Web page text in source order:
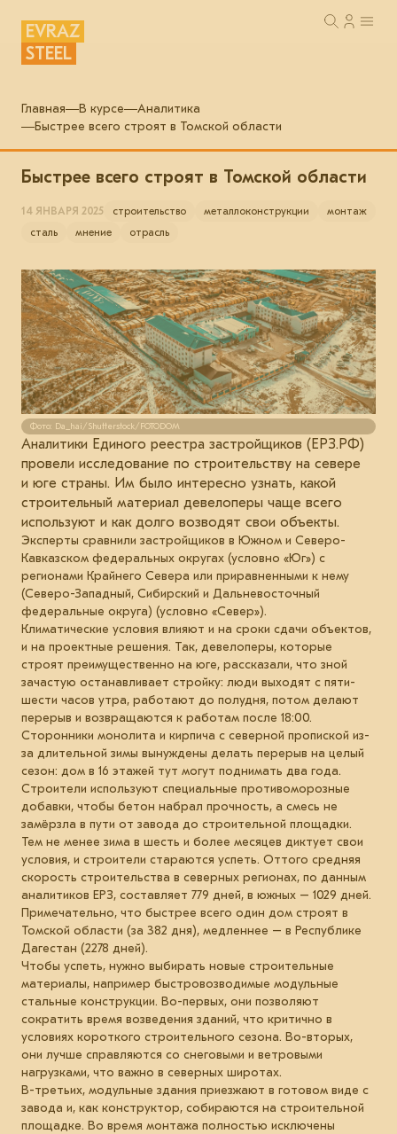
EVRAZ
STEEL
Главная В курсе
Аналитика
Быстрее всего строят в Томской области
Быстрее всего строят в Томской области
14 ЯНВАРЯ 2025 строительство металлоконструкции
монтаж
сталь
мнение отрасль
Фото: Da_hai/Shutterstock/FOTODOM
Аналитики Единого реестра застройщиков (ЕРЗ.РФ)
провели исследование по строительству на севере
и юге страны. Им было интересно узнать, какой
строительный материал девелоперы чаще всего
используют и как долго возводят свои объекты.
Эксперты сравнили застройщиков в Южном и Северо-
Кавказском федеральных округах (условно «Юг») с
регионами Крайнего Севера или приравненными к нему
(Северо-Западный, Сибирский и Дальневосточный
федеральные округа) (условно «Север»).
Климатические условия влияют и на сроки сдачи объектов,
и на проектные решения. Так, девелоперы, которые
строят преимущественно на юге, рассказали, что зной
зачастую останавливает стройку: люди выходят с пяти-
шести часов утра, работают до полудня, потом делают
перерыв и возвращаются к работам после 18:00.
Сторонники монолита и кирпича с северной пропиской из-
за длительной зимы вынуждены делать перерыв на целый
сезон: дом в 16 этажей тут могут поднимать два года.
Строители используют специальные противоморозные
добавки, чтобы бетон набрал прочность, а смесь не
замёрзла в пути от завода до строительной площадки.
Тем не менее зима в шесть и более месяцев диктует свои
условия, и строители стараются успеть. Оттого средняя
скорость строительства в северных регионах, по данным
аналитиков ЕРЗ, составляет 779 дней, в южных – 1029 дней.
Примечательно, что быстрее всего один дом строят в
Томской области (за 382 дня), медленнее – в Республике
Дагестан (2278 дней).
Чтобы успеть, нужно выбирать новые строительные
материалы, например быстровозводимые модульные
стальные конструкции. Во-первых, они позволяют
сократить время возведения зданий, что критично в
условиях короткого строительного сезона. Во-вторых,
они лучше справляются со снеговыми и ветровыми
нагрузками, что важно в северных широтах.
В-третьих, модульные здания приезжают в готовом виде с
завода и, как конструктор, собираются на строительной
площадке. Во время монтажа полностью исключены